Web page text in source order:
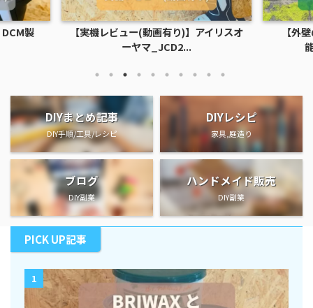
製
【実機レビュー(動画有り)】アイリスオ
ーヤマ_JCD2...
【外
DIYまとめ記事
DIY手順/工具/レシピ
DIYレシピ
家具,庭造り
ブログ
DIY副業
ハンドメイド販売
DIY副業
PICK UP記事
1